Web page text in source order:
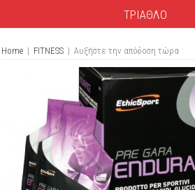
ΤΡΙΑΘΛΟ
Home | FITNESS | Αυξήστε την απόδοση τώρα